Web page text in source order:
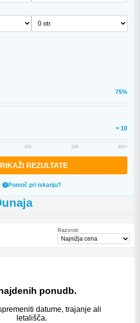
75%
> 10
100 200 300+
REZULTATE
Pomoč pri iskanju?
Razvrsti:
ponudb.
datume, trajanje ali
letališča.